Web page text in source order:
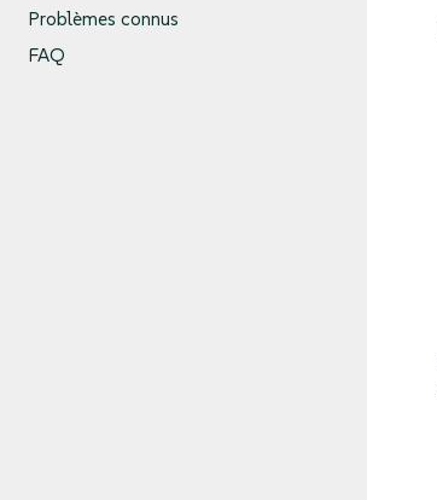
Problèmes connus
FAQ